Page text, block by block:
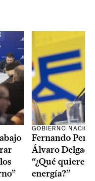
GOBIERNO
Fernando
Álvaro
“¿Qué quiere,
energía?”